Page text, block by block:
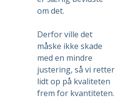
om det.
Derfor ville det
måske ikke skade
med en mindre
justering, så vi retter
lidt op på kvaliteten
frem for kvantiteten.